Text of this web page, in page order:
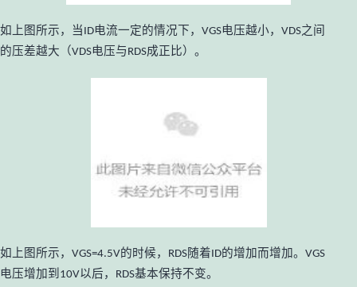
如上图所示，当 ID电流一定的情况下， VGS电压越小， VDS之间
的压差越大（VDS电压与 RDS成正比）。
如上图所示， VGS=4.5V的时候， RDS随着ID的增加而增加。 VGS
电压增加到 10V以后， RDS基本保持不变。